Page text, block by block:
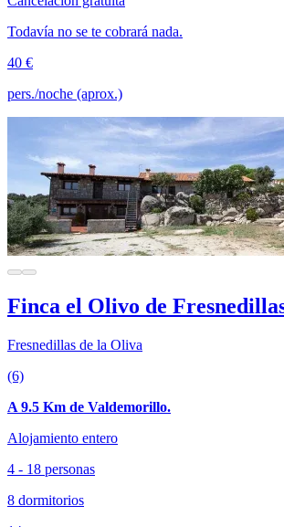
Todavía no se te cobrará nada.
40 €
pers./noche (aprox.)
Finca el Olivo de
Fresnedillas de la Oliva
(6)
A 9.5 Km de Valdemorillo.
Alojamiento entero
4 - 18 personas
8 dormitorios